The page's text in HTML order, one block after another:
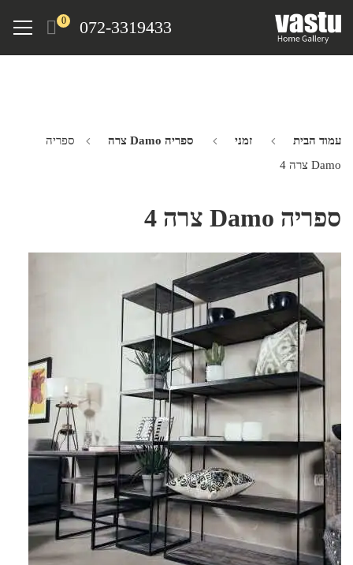
072-3319433
0
Menu
עמוד הבית זמני ספריה Damo צרה
ספריה
Damo צרה 4
ספריה Damo צרה 4